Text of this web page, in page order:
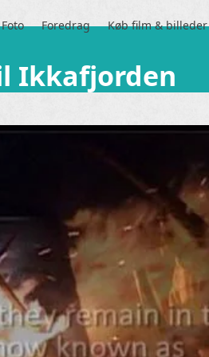
Foto Foredrag Køb film & billeder
Ikkafjorden